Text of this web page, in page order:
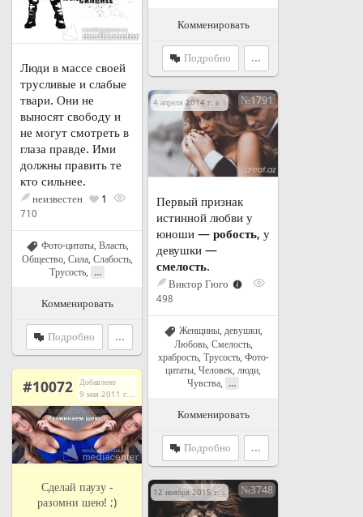
Комменировать
Подробно ...
Люди в массе своей
трусливые и слабые
твари. Они не
выносят свободу и
не могут смотреть в
глаза правде. Ими
должны править те
кто сильнее.
неизвестен 1
710
Фото-цитаты, Власть,
Общество, Сила, Слабость,
Трусость
...
Комменировать
Подробно ...
4 апреля 2014 г. в 13:23№1791
Первый признак
истинной любви у
юноши — робость, у
девушки —
смелость.
Виктор Гюго
498
Женщины, девушки,
Любовь, Смелость,
храбрость, Трусость, Фото-
цитаты Человек, люди
Чувства
...
Комменировать
Подробно ...
#10072
Добавлено
9 мая 2011 г. в 21:08
Сделай паузу -
разомни шею! ;)
12 ноября 2015 г. в 23:16№3748